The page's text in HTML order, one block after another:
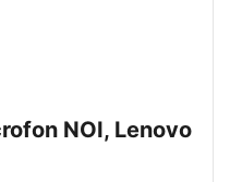
NOI, Lenovo